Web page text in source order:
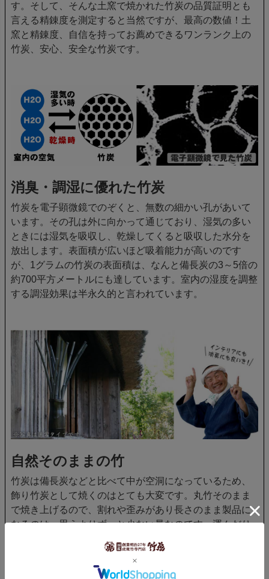
す。そして、そんな土窯で焼かれた竹炭の品質証明とも
言える精錬度を測定すると当然ですが、最高の数値！土
窯と精錬度、自信を持ってお薦めできるワンランク上の
竹炭、安心、安全な竹炭です。
消臭・調湿に優れた竹炭
竹炭を電子顕微鏡でのぞくと、無数の細かい孔があいて
います。その孔は外に向かって通じており、湿気の多い
ときには湿気を吸収し、乾燥してくると吸収した水分を
放出します。表面積が広いほど吸着能力が高いのです
が、1グラムの竹炭の表面積は、なんと備長炭の3～5倍の
約700平方メートルにも達しています。室内の湿度を調整
する調湿効果は半永久的と言われています。
自然そのままの竹
竹炭は備長炭などと比べて中が空洞になっているため、
飾り竹炭として焼くのはとても大変です。丸竹そのまま
で焼き上げるので、割れや歪みがあり長さのまま製品に
なるのは、思うよりずっと少ない量なのです。運んだり
もあります。しかしその分、お部屋に飾ると他にはない
存在感があり、一本一本違う竹節や見た目の変化が面白